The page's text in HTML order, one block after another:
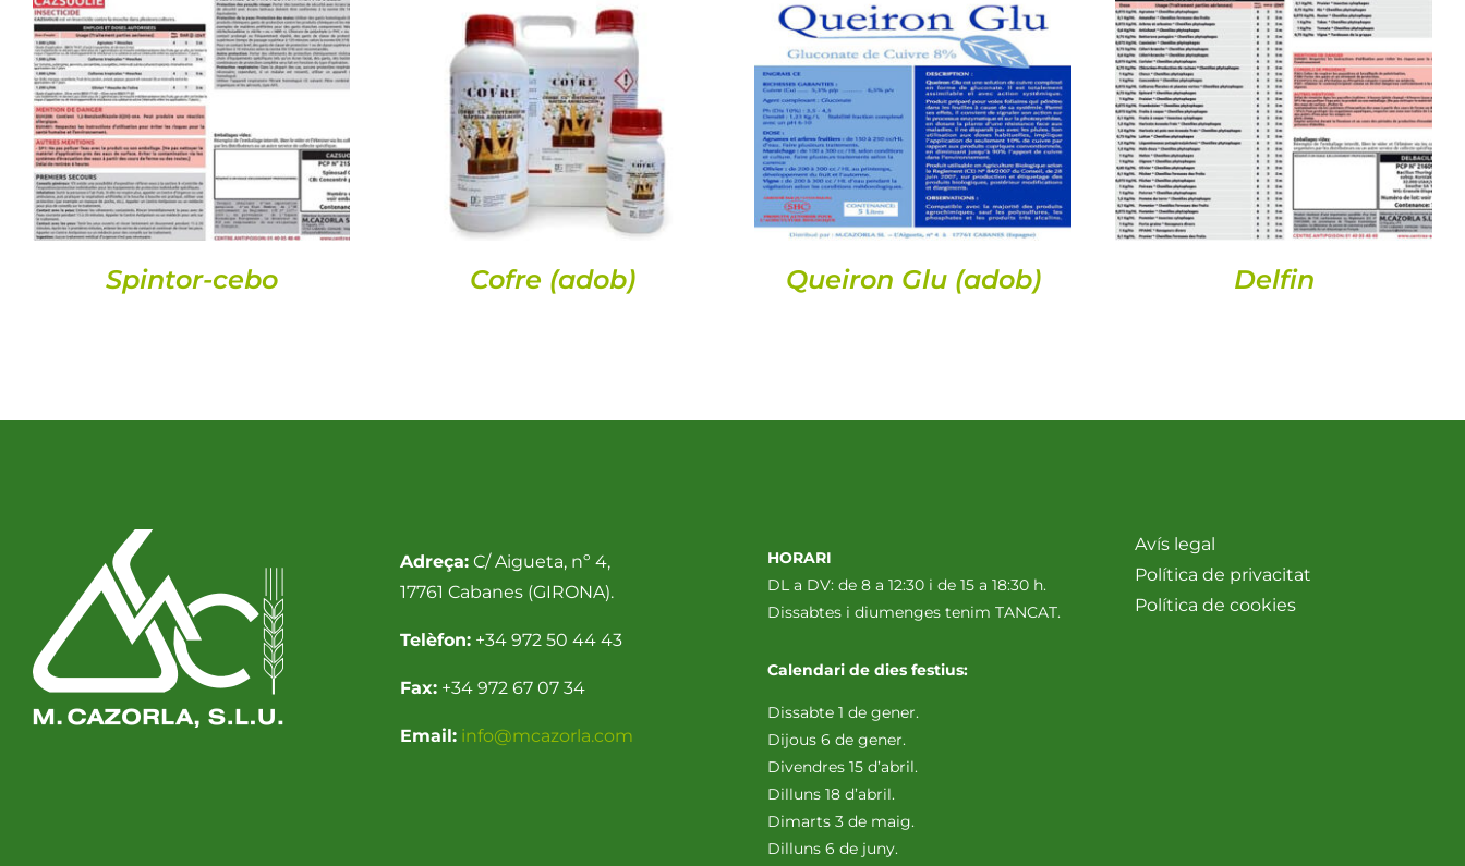
DETALLS
Spintor-cebo
DETALLS
Cofre (adob)
DETALLS
Queiron Glu (adob)
DETALLS
Delfin
Adreça:C/ Aigueta, nº 4,
17761 Cabanes (GIRONA).
Telèfon:+34 972 50 44 43
Fax:+34 972 67 07 34
Email: info@mcazorla.com
HORARI
DL a DV: de 8 a 12:30 i de 15 a 18:30 h.
Dissabtes i diumenges tenim TANCAT.
Calendari de dies festius:
Dissabte 1 de gener.
Dijous 6 de gener.
Divendres 15 d’abril.
Dilluns 18 d’abril.
Dimarts 3 de maig.
Dilluns 6 de juny.
Avís legal
Política de privacitat
Política de cookies